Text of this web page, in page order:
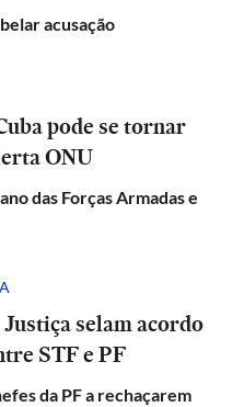
acusação
pode se tornar
ONU
das Forças Armadas e
selam acordo
STF e PF
da PF a rechaçarem